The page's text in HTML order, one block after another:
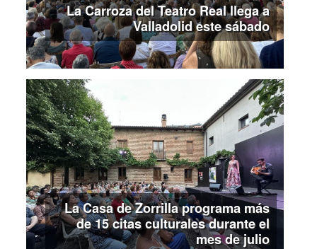
La Carroza del Teatro Real llega a
Valladolid este sábado
La Casa de Zorrilla programa más
de 15 citas culturales durante el
mes de julio